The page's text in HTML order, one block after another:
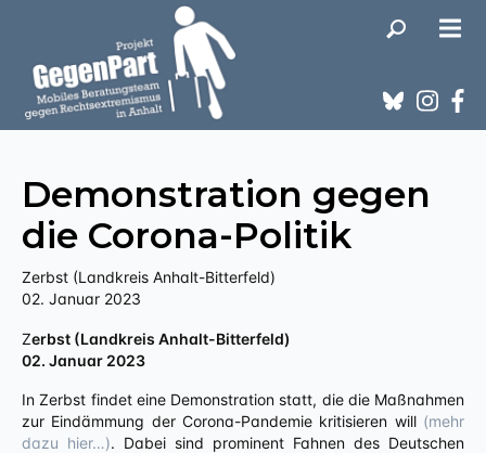
Demonstration gegen
die Corona-Politik
Zerbst (Landkreis Anhalt-Bitterfeld)
02. Januar 2023
Zerbst (Landkreis Anhalt-Bitterfeld)
02. Januar 2023
In Zerbst findet eine Demonstration statt, die die Maßnahmen
zur Eindämmung der Corona-Pandemie kritisieren will (mehr
dazu hier…). Dabei sind prominent Fahnen des Deutschen